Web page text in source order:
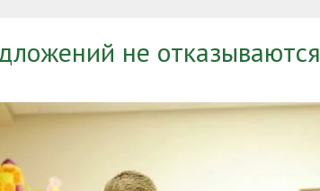
не отказываются